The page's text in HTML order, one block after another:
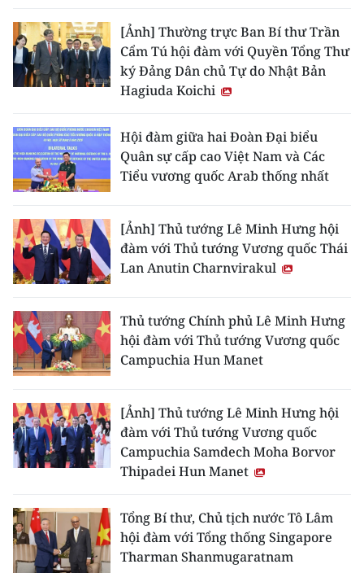
GIÁO DỤC
Y TẾ
MÔI TRƯỜNG
BẠN ĐỌC
KIỂM CHỨNG THÔNG TIN
TRI THỨC CHUYÊN SÂU
CHƯƠNG TRÌNH OCOP - MỖI XÃ
MỘT SẢN PHẨM
RADIO
MEDIA CENTER
Video
Media Chính trị
[Ảnh] Thường trực Ban Bí thư Trần
Cẩm Tú hội đàm với Quyền Tổng Thư
ký Đảng Dân chủ Tự do Nhật Bản
Hagiuda Koichi
Hội đàm giữa hai Đoàn Đại biểu
Quân sự cấp cao Việt Nam và Các
Tiểu vương quốc Arab thống nhất
[Ảnh] Thủ tướng Lê Minh Hưng hội
đàm với Thủ tướng Vương quốc Thái
Lan Anutin Charnvirakul
Thủ tướng Chính phủ Lê Minh Hưng
hội đàm với Thủ tướng Vương quốc
Campuchia Hun Manet
[Ảnh] Thủ tướng Lê Minh Hưng hội
đàm với Thủ tướng Vương quốc
Campuchia Samdech Moha Borvor
Thipadei Hun Manet
Tổng Bí thư, Chủ tịch nước Tô Lâm
hội đàm với Tổng thống Singapore
Tharman Shanmugaratnam